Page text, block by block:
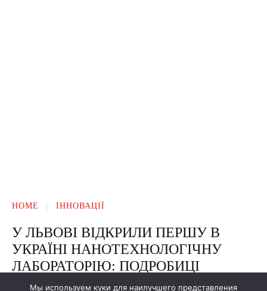
Мы используем куки для наилучшего представления